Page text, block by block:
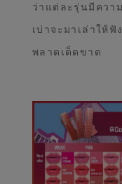
ว่าแต่ละรุ่นมีควา
เบ่าจะมาเล่าให้
พลาดเด็ดขาด